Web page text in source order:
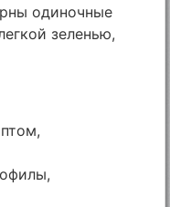
одиночные
зеленью,